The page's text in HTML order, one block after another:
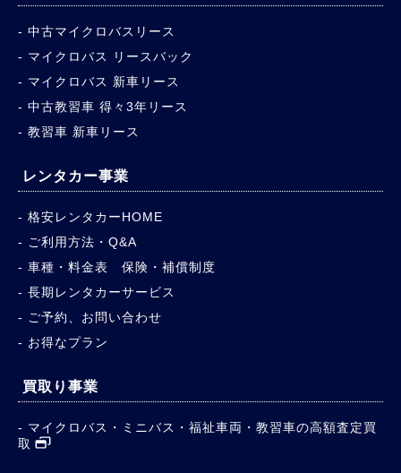
中古マイクロバスリース
マイクロバス リースバック
マイクロバス 新車リース
中古教習車 得々3年リース
教習車 新車リース
レンタカー事業
格安レンタカーHOME
ご利用方法・Q&A
車種・料金表 保険・補償制度
長期レンタカーサービス
ご予約、お問い合わせ
お得なプラン
買取り事業
マイクロバス・ミニバス・福祉車両・教習車の高額査定買
取